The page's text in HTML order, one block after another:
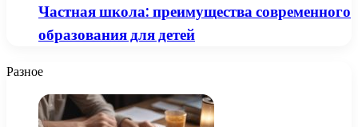
Частная школа: преимущества современного
образования для детей
Разное